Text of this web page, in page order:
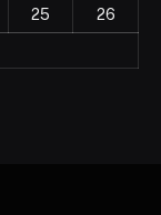
25
26